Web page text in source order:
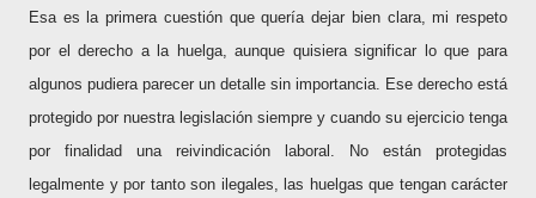
Esa es la primera cuestión que quería dejar bien clara, mi respeto
por el derecho a la huelga, aunque quisiera significar lo que para
algunos pudiera parecer un detalle sin importancia. Ese derecho está
protegido por nuestra legislación siempre y cuando su ejercicio tenga
por finalidad una reivindicación laboral. No están protegidas
legalmente y por tanto son ilegales, las huelgas que tengan carácter